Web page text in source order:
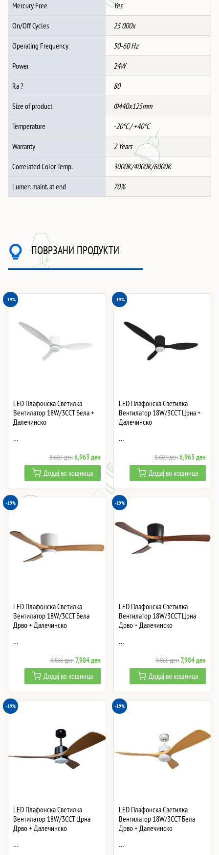
Mercury Free Yes
On/Off Cycles 25 000x
Operating Frequency 50-60 Hz
Power 24W
Ra ? 80
Size of product Ф440x125mm
Temperature -20°C / +40°C
Warranty 2 Years
Correlated Color Temp. 3000K/4000K/6000K
Lumen maint. at end 70%
ПОВРЗАНИ ПРОДУКТИ
-19%
LED Плафонска Светилка
Вентилатор 18W/3CCT Бела +
Далечинско
…
8,603денOriginal
price
was:
8,603 ден.
6,963денCurrent
price
6,963 ден.
Додај во кошница
-19%
LED Плафонска Светилка
Вентилатор 18W/3CCT Црна +
Далечинско
…
8,603денOriginal
price
was:
8,603 ден.
6,963ден
price
Додај во кошница
-19%
LED Плафонска Светилка
Вентилатор 18W/3CCT Бела
Дрво + Далечинско
…
9,865денOriginal
price
was:
9,865 ден.
7,984денCurrent
price
is:
7,984 ден.
Додај во кошница
-19%
LED Плафонска Светилка
Вентилатор 18W/3CCT Црна
Дрво + Далечинско
…
9,865денOriginal
price
was:
9,865 ден.
7,984ден
price
is:
Додај во кошница
-19%
LED Плафонска Светилка
Вентилатор 18W/3CCT Црна
Дрво + Далечинско
…
-19%
LED Плафонска Светилка
Вентилатор 18W/3CCT Бела
Дрво + Далечинско
…